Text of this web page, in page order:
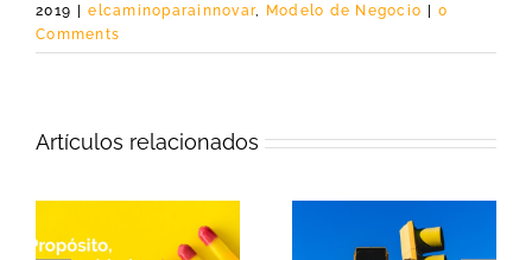
2019 | elcaminoparainnovar, Modelo de Negocio | 0
Comments
Artículos relacionados